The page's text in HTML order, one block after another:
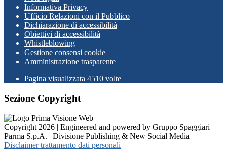
Informativa Privacy
Ufficio Relazioni con il Pubblico
Dichiarazione di accessibilità
Obiettivi di accessibilità
Whistleblowing
Gestione consensi cookie
Amministrazione trasparente
Pagina visualizzata 4510 volte
Sezione Copyright
Copyright 2026 | Engineered and powered by Gruppo Spaggiari
Parma S.p.A. | Divisione Publishing & New Social Media
Disclaimer trattamento dati personali